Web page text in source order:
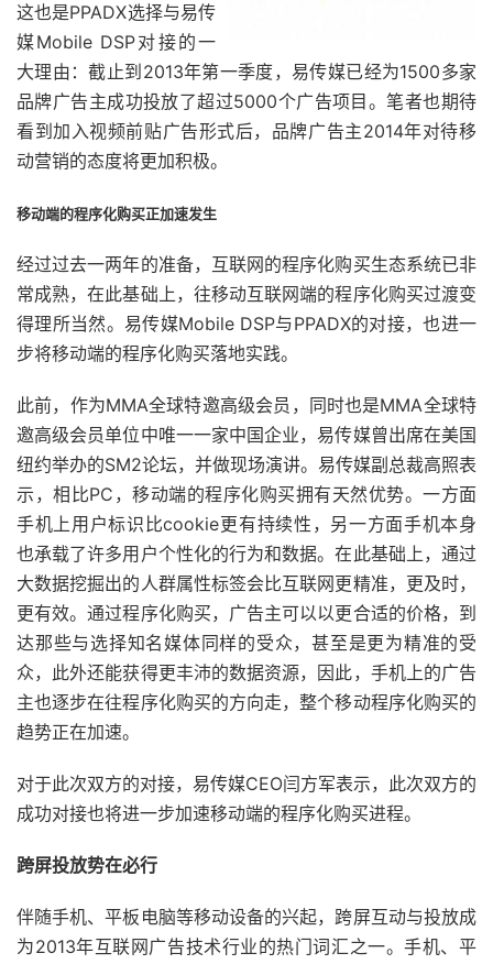
这也是PPADX选择与易传
媒Mobile DSP对接的一
大理由：截止到2013年第一季度，易传媒已经为1500多家
品牌广告主成功投放了超过5000个广告项目。笔者也期待
看到加入视频前贴广告形式后，品牌广告主2014年对待移
动营销的态度将更加积极。
移动端的程序化购买正加速发生
经过过去一两年的准备，互联网的程序化购买生态系统已非
常成熟，在此基础上，往移动互联网端的程序化购买过渡变
得理所当然。易传媒Mobile DSP与PPADX的对接，也进一
步将移动端的程序化购买落地实践。
此前，作为MMA全球特邀高级会员，同时也是MMA全球特
邀高级会员单位中唯一一家中国企业，易传媒曾出席在美国
纽约举办的SM2论坛，并做现场演讲。易传媒副总裁高照表
示，相比PC，移动端的程序化购买拥有天然优势。一方面
手机上用户标识比cookie更有持续性，另一方面手机本身
也承载了许多用户个性化的行为和数据。在此基础上，通过
大数据挖掘出的人群属性标签会比互联网更精准，更及时，
更有效。通过程序化购买，广告主可以以更合适的价格，到
达那些与选择知名媒体同样的受众，甚至是更为精准的受
众，此外还能获得更丰沛的数据资源，因此，手机上的广告
主也逐步在往程序化购买的方向走，整个移动程序化购买的
趋势正在加速。
对于此次双方的对接，易传媒CEO闫方军表示，此次双方的
成功对接也将进一步加速移动端的程序化购买进程。
跨屏投放势在必行
伴随手机、平板电脑等移动设备的兴起，跨屏互动与投放成
为2013年互联网广告技术行业的热门词汇之一。手机、平